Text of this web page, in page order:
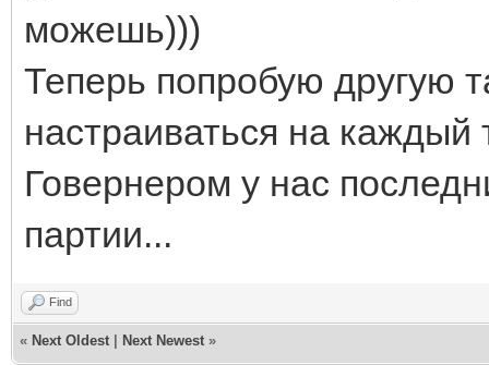
можешь)))
Теперь попробую другую
настраиваться на каждый
Говернером у нас
партии...
Find
« Next Oldest Next Newest »